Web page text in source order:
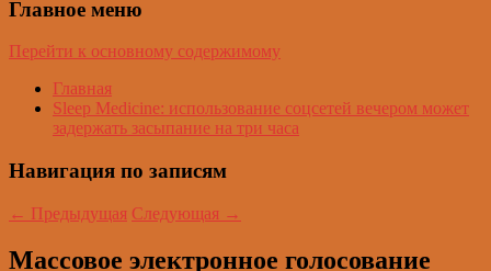
Главное меню
Перейти к основному содержимому
Главная
Sleep Medicine: использование соцсетей вечером может
задержать засыпание на три часа
Навигация по записям
← Предыдущая Следующая →
Массовое электронное голосование